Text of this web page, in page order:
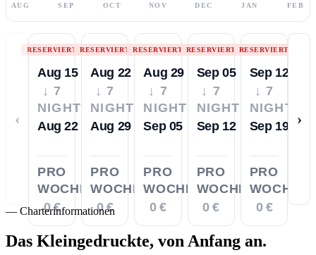
AUG SEP OCT NOV DEC JAN FEB
‹
RESERVIERT
Aug 15
↓ 7
NIGHTS
Aug 22
PRO
WOCHE
0 €
RESERVIERT
Aug 22
↓ 7
NIGHTS
Aug 29
PRO
WOCHE
0 €
RESERVIERT
Aug 29
↓ 7
NIGHTS
Sep 05
PRO
WOCHE
0 €
RESERVIERT
Sep 05
↓ 7
NIGHTS
Sep 12
PRO
WOCHE
0 €
RESERVIERT
Sep 12
↓ 7
NIGHTS
Sep 19
PRO
WOCHE
0 €
›
— Charterinformationen
Das Kleingedruckte, von Anfang an.